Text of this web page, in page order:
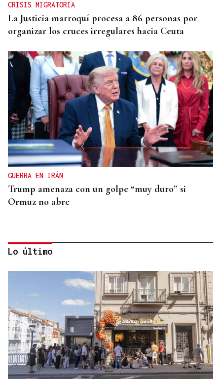
CRISIS MIGRATORIA
La Justicia marroquí procesa a 86 personas por
organizar los cruces irregulares hacia Ceuta
GUERRA EN IRÁN
Trump amenaza con un golpe “muy duro” si
Ormuz no abre
REPRESENTANTE DE EEUU EN BRASILIA
EEUU revoca el visado de la embajadora de Brasil
en el Washington
Lo último